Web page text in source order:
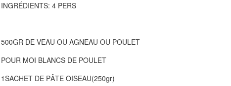
INGRÉDIENTS: 4 PERS
500GR DE VEAU OU AGNEAU OU POULET
POUR MOI BLANCS DE POULET
1SACHET DE PÂTE OISEAU(250gr)